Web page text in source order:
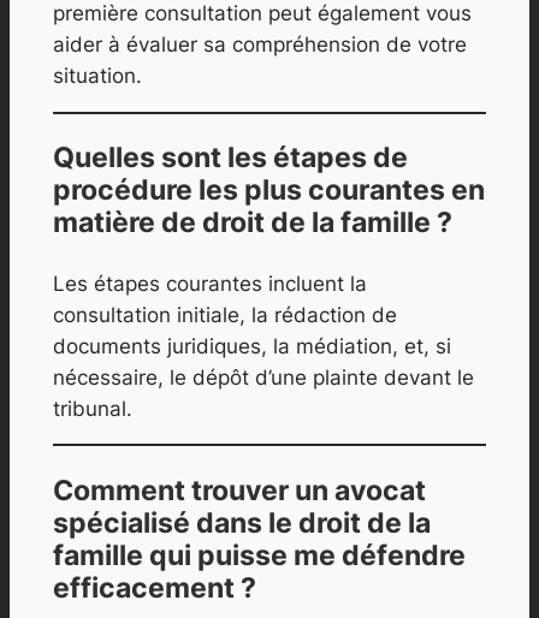
première consultation peut également vous
aider à évaluer sa compréhension de votre
situation.
Quelles sont les étapes de
procédure les plus courantes en
matière de droit de la famille ?
Les étapes courantes incluent la
consultation initiale, la rédaction de
documents juridiques, la médiation, et, si
nécessaire, le dépôt d’une plainte devant le
tribunal.
Comment trouver un avocat
spécialisé dans le droit de la
famille qui puisse me défendre
efficacement ?